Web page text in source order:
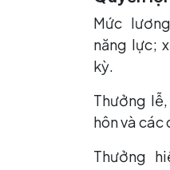
Mức
năng lực;
kỳ.
Thưởng
hôn và
Thưởng